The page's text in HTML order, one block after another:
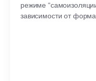
режиме
зависимости от